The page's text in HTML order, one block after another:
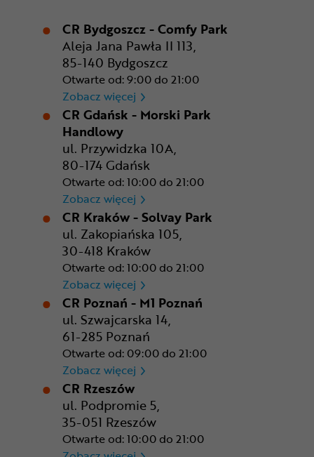
CR Bydgoszcz - Comfy Park
Aleja Jana Pawła II 113,
85-140 Bydgoszcz
Otwarte od: 9:00 do 21:00
Zobacz więcej CR Bydgoszcz - Comfy Park
CR Gdańsk - Morski Park
Handlowy
ul. Przywidzka 10A,
80-174 Gdańsk
Otwarte od: 10:00 do 21:00
Zobacz więcej CR Gdańsk - Morski Park
CR Kraków - Solvay Park
ul. Zakopiańska 105,
30-418 Kraków
Otwarte od: 10:00 do 21:00
Zobacz więcej CR Kraków - Solvay Park
CR Poznań - M1 Poznań
ul. Szwajcarska 14,
61-285 Poznań
Otwarte od: 09:00 do 21:00
Zobacz więcej CR Poznań - M1 Poznań
CR Rzeszów
ul. Podpromie 5,
35-051 Rzeszów
Otwarte od: 10:00 do 21:00